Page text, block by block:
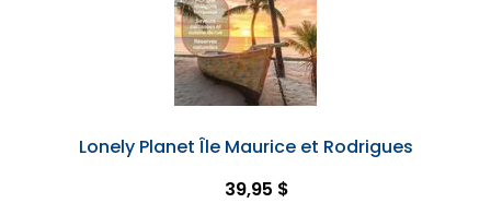
Lonely Planet Île Maurice et Rodrigues
39,95 $